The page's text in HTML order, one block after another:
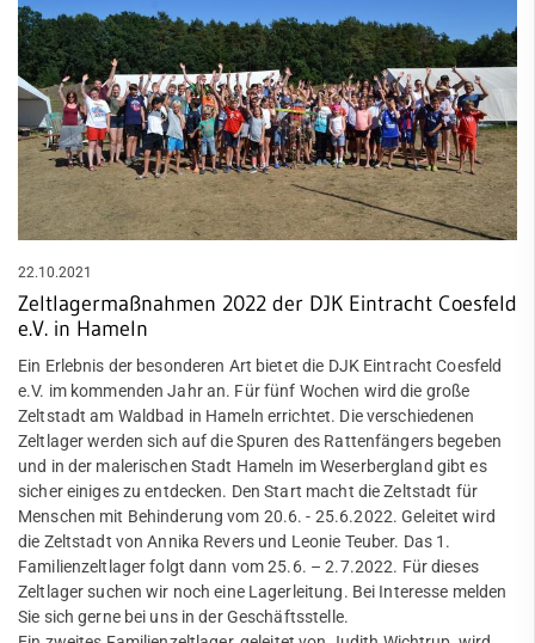
22.10.2021
Zeltlagermaßnahmen 2022 der DJK Eintracht Coesfeld
e.V. in Hameln
Ein Erlebnis der besonderen Art bietet die DJK Eintracht Coesfeld
e.V. im kommenden Jahr an. Für fünf Wochen wird die große
Zeltstadt am Waldbad in Hameln errichtet. Die verschiedenen
Zeltlager werden sich auf die Spuren des Rattenfängers begeben
und in der malerischen Stadt Hameln im Weserbergland gibt es
sicher einiges zu entdecken. Den Start macht die Zeltstadt für
Menschen mit Behinderung vom 20.6. - 25.6.2022. Geleitet wird
die Zeltstadt von Annika Revers und Leonie Teuber. Das 1.
Familienzeltlager folgt dann vom 25.6. – 2.7.2022. Für dieses
Zeltlager suchen wir noch eine Lagerleitung. Bei Interesse melden
Sie sich gerne bei uns in der Geschäftsstelle.